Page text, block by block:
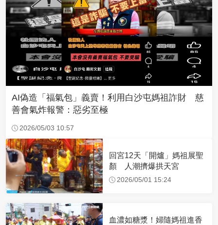
AI偽造「福氣包」義賣！利用白沙屯媽祖詐財 慈
善會氣炸報警：惡劣至極
2026/05/03 10:57
回宮12天「開爐」媽祖展聖
顏 人潮擠爆拱天宮
2026/05/01 15:24
血濃如糖漿！婦隨媽祖進香